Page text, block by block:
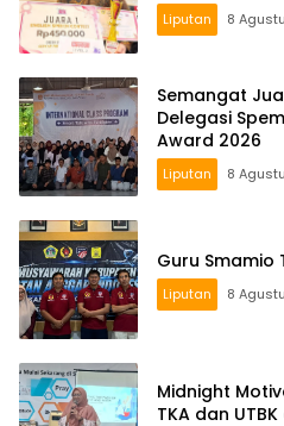
Liputan 8
Semangat
Delegasi
Award 2026
Liputan 8
Guru Smamio
Liputan 8
Midnight
TKA dan